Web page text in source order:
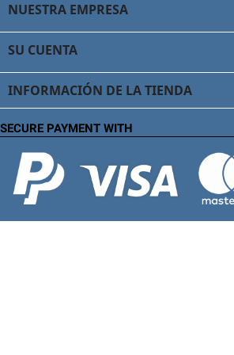
NUESTRA EMPRESA
SU CUENTA
INFORMACIÓN DE LA TIENDA
SECURE PAYMENT WITH